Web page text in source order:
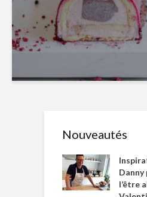
Nouveautés
l’être